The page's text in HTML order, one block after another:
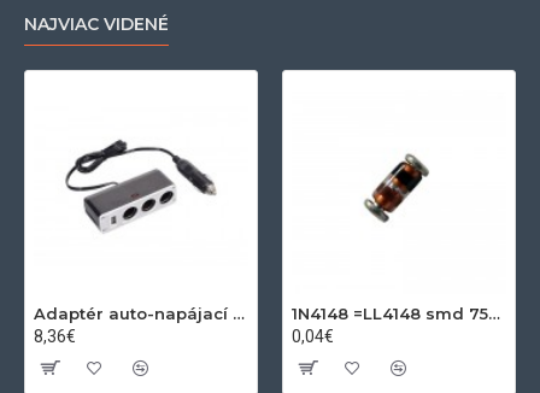
NAJVIAC VIDENÉ
Adaptér auto-napájací 1xkon./3x zdierka- 12/24V, USB 1000mA
8,36€
1N4148 =LL4148 smd 75V,0.15A SOD80C
0,04€